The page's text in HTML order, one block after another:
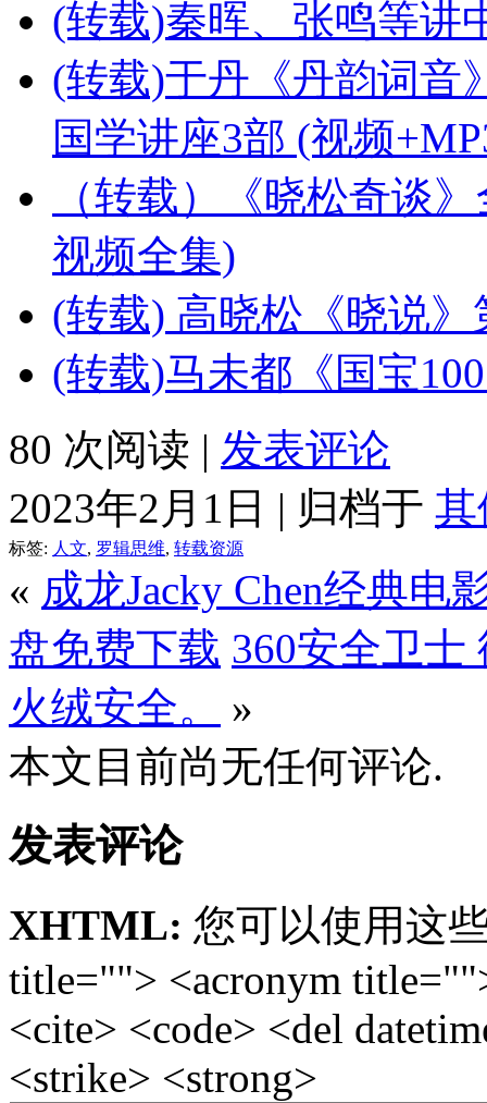
(转载)秦晖、张鸣等讲
(转载)于丹《丹韵词音
国学讲座3部 (视频
（转载）《晓松奇谈
视频全集)
(转载) 高晓松《晓说
(转载)马未都《国宝
80 次阅读 | 发表评论
2023年2月1日 | 归档于 其
标签: 人文, 罗辑思维, 转载资源
« 成龙Jacky Chen经典电
盘免费下载 360安全卫士
火绒安全。
»
本文目前尚无任何评论.
发表评论
XHTML: 您可以使用这
title=""> <acronym
<cite> <code> <del
<strike> <strong>